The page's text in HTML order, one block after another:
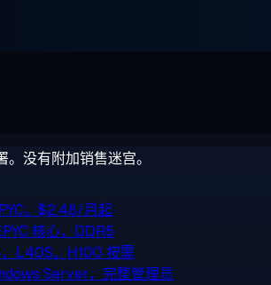
没有附加销售迷宫。
，$2.48/月起
核心，DDR5
L40S、H100 按需
Server，完整管理员